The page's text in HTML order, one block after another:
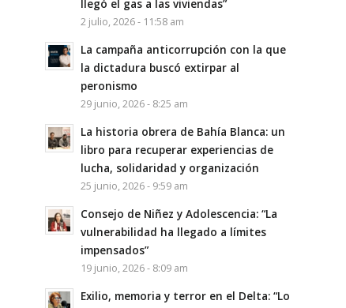
llegó el gas a las viviendas”
2 julio, 2026 - 11:58 am
La campaña anticorrupción con la que
la dictadura buscó extirpar al
peronismo
29 junio, 2026 - 8:25 am
La historia obrera de Bahía Blanca: un
libro para recuperar experiencias de
lucha, solidaridad y organización
25 junio, 2026 - 9:59 am
Consejo de Niñez y Adolescencia: “La
vulnerabilidad ha llegado a límites
impensados”
19 junio, 2026 - 8:09 am
Exilio, memoria y terror en el Delta: “Lo